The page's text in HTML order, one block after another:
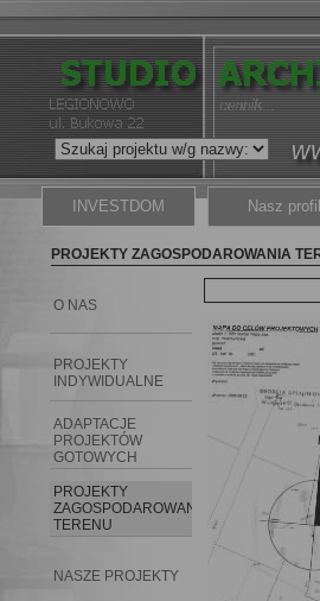
INVESTDOM Nasz profil
PROJEKTY ZAGOSPODAROWANIA
O NAS
PROJEKTY
INDYWIDUALNE
ADAPTACJE
PROJEKTÓW
GOTOWYCH
PROJEKTY
ZAGOSPODAROWANIA
TERENU
NASZE PROJEKTY